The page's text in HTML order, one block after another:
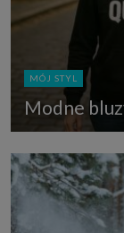
MÓJ STYL
Modne